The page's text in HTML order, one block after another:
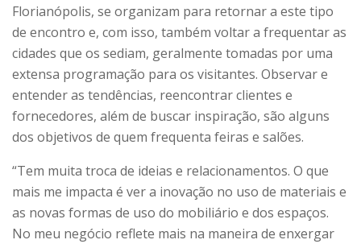
Florianópolis, se organizam para retornar a este tipo
de encontro e, com isso, também voltar a frequentar as
cidades que os sediam, geralmente tomadas por uma
extensa programação para os visitantes. Observar e
entender as tendências, reencontrar clientes e
fornecedores, além de buscar inspiração, são alguns
dos objetivos de quem frequenta feiras e salões.
“Tem muita troca de ideias e relacionamentos. O que
mais me impacta é ver a inovação no uso de materiais e
as novas formas de uso do mobiliário e dos espaços.
No meu negócio reflete mais na maneira de enxergar